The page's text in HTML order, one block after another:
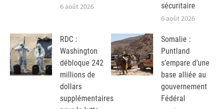
6 août 2026
sécuritaire
6 août 2026
RDC :
Washington
débloque 242
millions de
dollars
supplémentaires
Somalie :
Puntland
s’empare d’une
base alliée au
gouvernement
Fédéral